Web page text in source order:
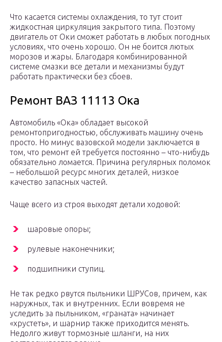
Что касается системы охлаждения, то тут стоит
жидкостная циркуляция закрытого типа. Поэтому
двигатель от Оки сможет работать в любых погодных
условиях, что очень хорошо. Он не боится лютых
морозов и жары. Благодаря комбинированной
системе смазки все детали и механизмы будут
работать практически без сбоев.
Ремонт ВАЗ 11113 Ока
Автомобиль «Ока» обладает высокой
ремонтопригодностью, обслуживать машину очень
просто. Но минус вазовской модели заключается в
том, что ремонт ей требуется постоянно – что-нибудь
обязательно ломается. Причина регулярных поломок
– небольшой ресурс многих деталей, низкое
качество запасных частей.
Чаще всего из строя выходят детали ходовой:
шаровые опоры;
рулевые наконечники;
подшипники ступиц.
Не так редко рвутся пыльники ШРУСов, причем, как
наружных, так и внутренних. Если вовремя не
уследить за пыльником, «граната» начинает
«хрустеть», и шарнир также приходится менять.
Недолго живут тормозные шланги, на них